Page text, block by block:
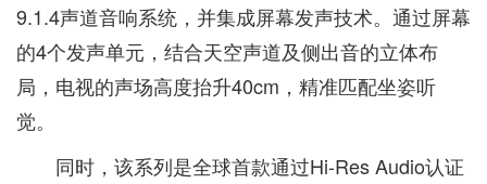
9.1.4声道音响系统，并集成屏幕发声技术。通过屏幕
的4个发声单元，结合天空声道及侧出音的立体布
局，电视的声场高度抬升40cm，精准匹配坐姿听
觉。
同时，该系列是全球首款通过Hi-Res Audio认证